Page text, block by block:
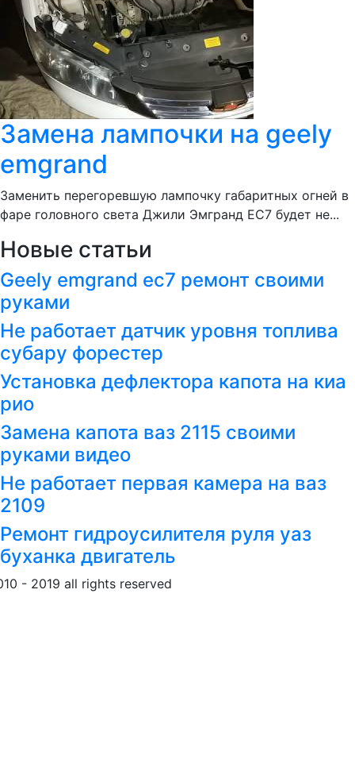
Замена лампочки на geely
emgrand
Заменить перегоревшую лампочку габаритных огней в
фаре головного света Джили Эмгранд ЕС7 будет не...
Новые статьи
Geely emgrand ec7 ремонт своими
руками
Не работает датчик уровня топлива
субару форестер
Установка дефлектора капота на киа
рио
Замена капота ваз 2115 своими
руками видео
Не работает первая камера на ваз
2109
Ремонт гидроусилителя руля уаз
буханка двигатель
- 2019 all rights reserved